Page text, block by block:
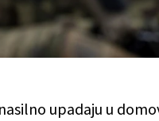
upadaju u